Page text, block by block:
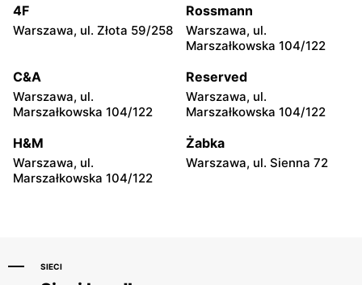
Grzecznarowskiego 28
Reserved
Zdanowskiego 4
Reserved
Emila Fieldorfa Nila 28
Reserved
Warszawska 1
Reserved
Piłsudskiego 51
Reserved Reserved
4F
Warszawa, ul. Złota 59/258
Rossmann
Warszawa, ul.
Marszałkowska 104/122
C&A
Warszawa, ul.
Marszałkowska 104/122
Reserved
Warszawa, ul.
Marszałkowska 104/122
H&M
Warszawa, ul.
Marszałkowska 104/122
Żabka
Warszawa, ul. Sienna 72
SIECI